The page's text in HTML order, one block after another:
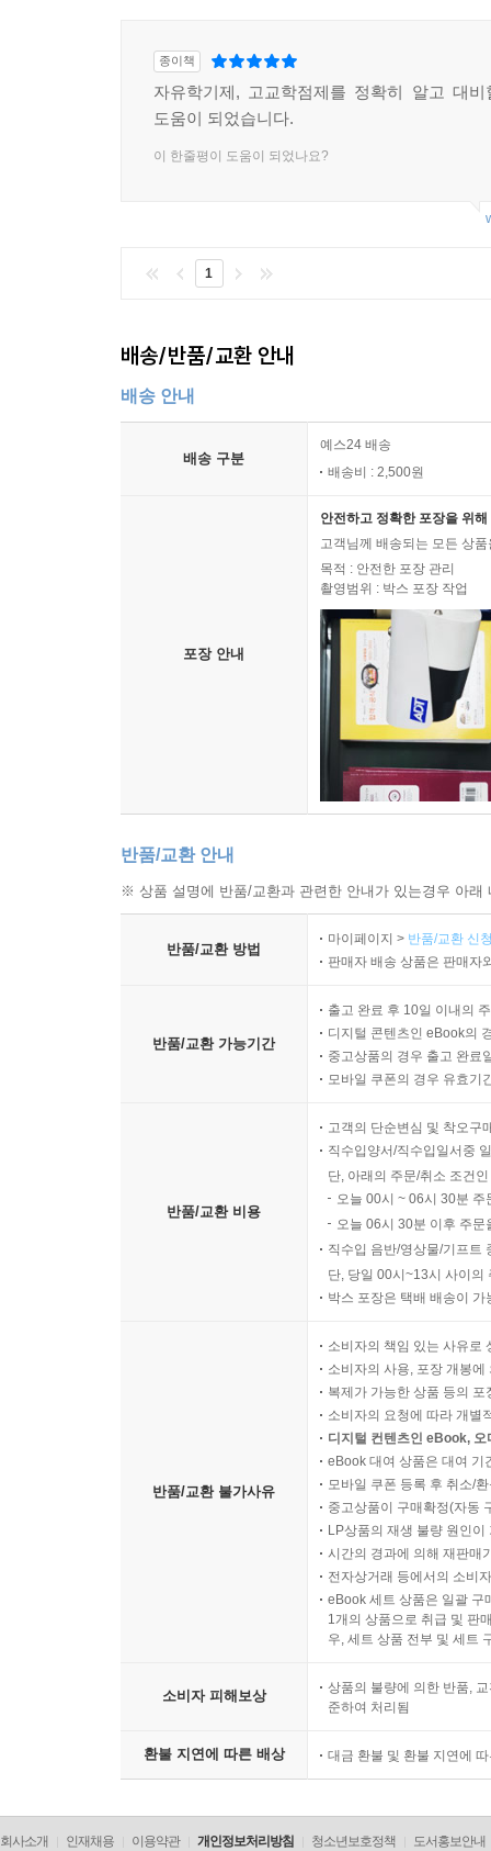
종이책
자유학기제, 고교학점제를 정확히 알고 대비
도움이 되었습니다.
이 한줄평이 도움이 되었나요?
1
배송/반품/교환 안내
배송 안내
배송 구분
예스24 배송
배송비 : 2,500원
포장 안내
안전하고 정확한 포장을 위
고객님께 배송되는 모든 상
목적 : 안전한 포장 관리
촬영범위 : 박스 포장 작업
반품/교환 안내
※ 상품 설명에 반품/교환과 관련한 안내가 있는경우 아
반품/교환 방법
마이페이지 > 반품/교환 신
판매자 배송 상품은 판매자
반품/교환 가능기간
출고 완료 후 10일 이내의
디지털 콘텐츠인 eBook의
중고상품의 경우 출고 완료
모바일 쿠폰의 경우 유효기
반품/교환 비용
고객의 단순변심 및 착오구
직수입양서/직수입일서중
단, 아래의 주문/취소 조건
오늘 00시 ~ 06시 30분
오늘 06시 30분 이후 주
직수입 음반/영상물/기프트
단, 당일 00시~13시 사이의
박스 포장은 택배 배송이
반품/교환 불가사유
소비자의 책임 있는 사유로
소비자의 사용, 포장 개봉
복제가 가능한 상품 등의
소비자의 요청에 따라 개별
디지털 컨텐츠인 eBook,
eBook 대여 상품은 대여 기
모바일 쿠폰 등록 후 취소/
중고상품이 구매확정(자동
LP상품의 재생 불량 원인
시간의 경과에 의해 재판매
전자상거래 등에서의 소비
eBook 세트 상품은 일괄 구
1개의 상품으로 취급 및 판
우, 세트 상품 전부 및 세트
소비자 피해보상
상품의 불량에 의한 반품,
준하여 처리됨
환불 지연에 따른 배상 대금 환불 및 환불 지연에
회사소개 인재채용 이용약관 개인정보처리방침 청소년보호정책 도서홍보안내